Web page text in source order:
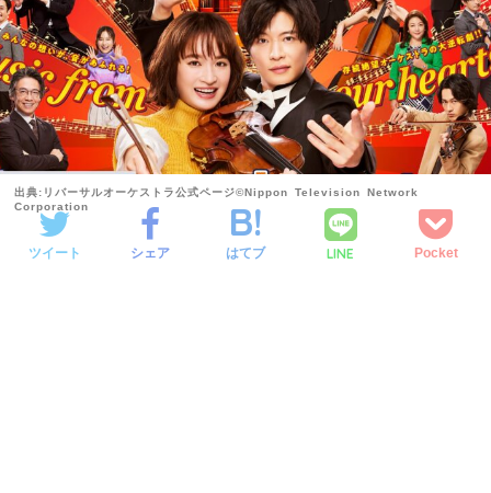
出典:リバーサルオーケストラ公式ページ©Nippon Television Network
Corporation
ツイート シェア はてブ LINE Pocket